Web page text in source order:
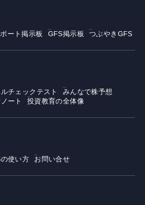
ート掲示板 GFS掲示板 つぶやきGFS
チェックテスト
みんなで株予想
ート 投資教育の全体像
使い方 お問い合せ